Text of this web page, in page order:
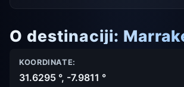
O destinaciji:
KOORDINATE:
31.6295 °, -7.9811 °